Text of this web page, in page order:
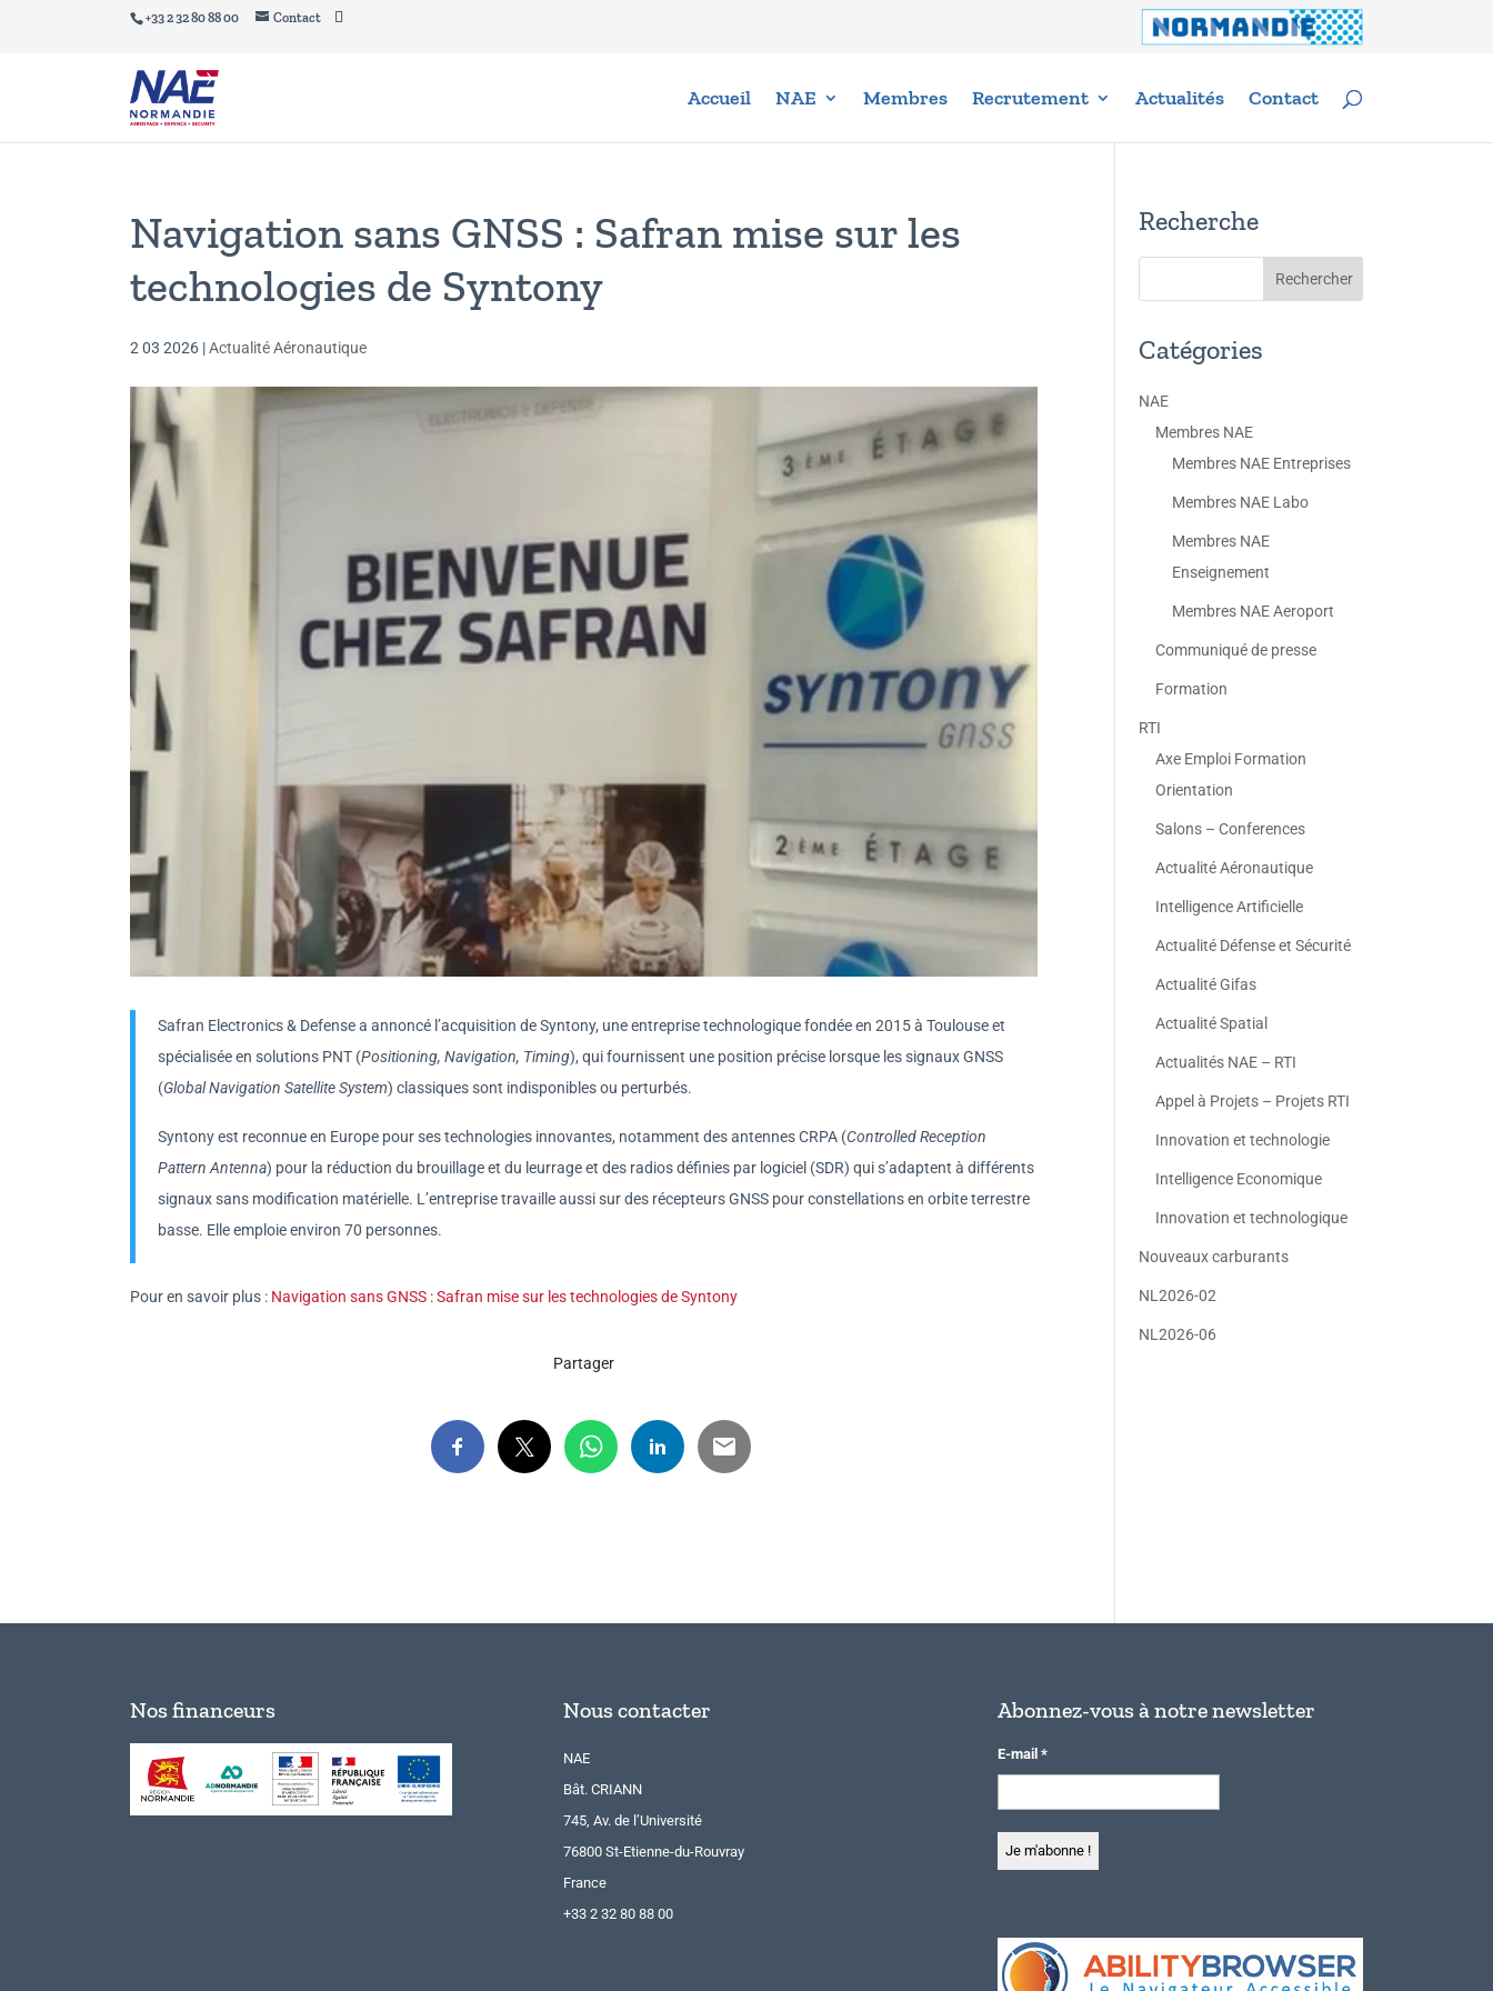
+33 2 32 80 88 00 Contact
Accueil NAE Membres Recrutement Actualités Contact
Navigation sans GNSS : Safran mise sur les
technologies de Syntony
2 03 2026 |Actualité Aéronautique
Safran Electronics & Defense a annoncé l’acquisition de Syntony, une entreprise technologique fondée en 2015 à Toulouse et
spécialisée en solutions PNT (Positioning, Navigation, Timing), qui fournissent une position précise lorsque les signaux GNSS
(Global Navigation Satellite System) classiques sont indisponibles ou perturbés.
Syntony est reconnue en Europe pour ses technologies innovantes, notamment des antennes CRPA (Controlled Reception
Pattern Antenna) pour la réduction du brouillage et du leurrage et des radios définies par logiciel (SDR) qui s’adaptent à différents
signaux sans modification matérielle. L’entreprise travaille aussi sur des récepteurs GNSS pour constellations en orbite terrestre
basse. Elle emploie environ 70 personnes.
Pour en savoir plus : Navigation sans GNSS : Safran mise sur les technologies de Syntony
Partager
Recherche
Catégories
NAE
Membres NAE
Membres NAE Entreprises
Membres NAE Labo
Membres NAE
Enseignement
Membres NAE Aeroport
Communiqué de presse
Formation
RTI
Axe Emploi Formation
Orientation
Salons – Conferences
Actualité Aéronautique
Intelligence Artificielle
Actualité Défense et Sécurité
Actualité Gifas
Actualité Spatial
Actualités NAE – RTI
Appel à Projets – Projets RTI
Innovation et technologie
Intelligence Economique
Innovation et technologique
Nouveaux carburants
NL2026-02
NL2026-06
Nos financeurs Nous contacter
NAE
Bât. CRIANN
745, Av. de l’Université
76800 St-Etienne-du-Rouvray
France
+33 2 32 80 88 00
Abonnez-vous à notre newsletter
E-mail *